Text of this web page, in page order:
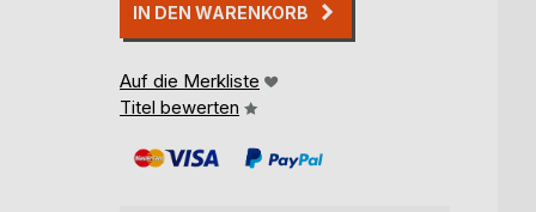
IN DEN WARENKORB
Auf die Merkliste
Titel bewerten